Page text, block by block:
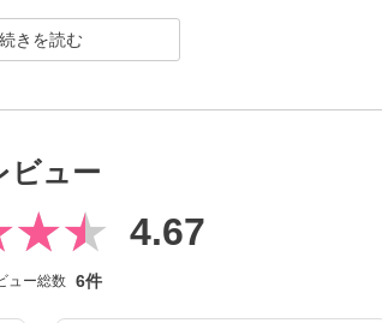
ビュー
4.67
ュー総数 6件